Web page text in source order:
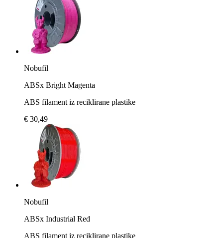
Nobufil
ABSx Bright Magenta
ABS filament iz reciklirane plastike
€ 30,49
Nobufil
ABSx Industrial Red
ABS filament iz reciklirane plastike